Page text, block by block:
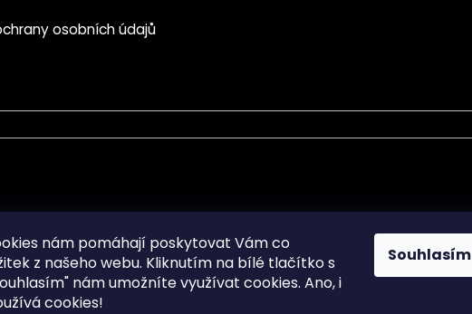
nám pomáhají poskytovat Vám co
z našeho webu. Kliknutím na bílé tlačítko s
nám umožníte využívat cookies. Ano, i
cookies!
Souhlasím
osobních údajů
osobních údajů
dotazy
Sitemap
Doprava a Platba